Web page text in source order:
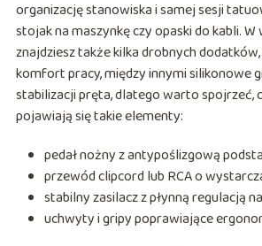
organizację stanowiska i samej sesji
stojak na maszynkę czy opaski do kabli.
znajdziesz także kilka drobnych
komfort pracy, między innymi silikonowe
stabilizacji pręta, dlatego warto spojrzeć,
pojawiają się takie elementy:
pedał nożny z antypoślizgową
przewód clipcord lub RCA o
stabilny zasilacz z płynną regulacją
uchwyty i gripy poprawiające